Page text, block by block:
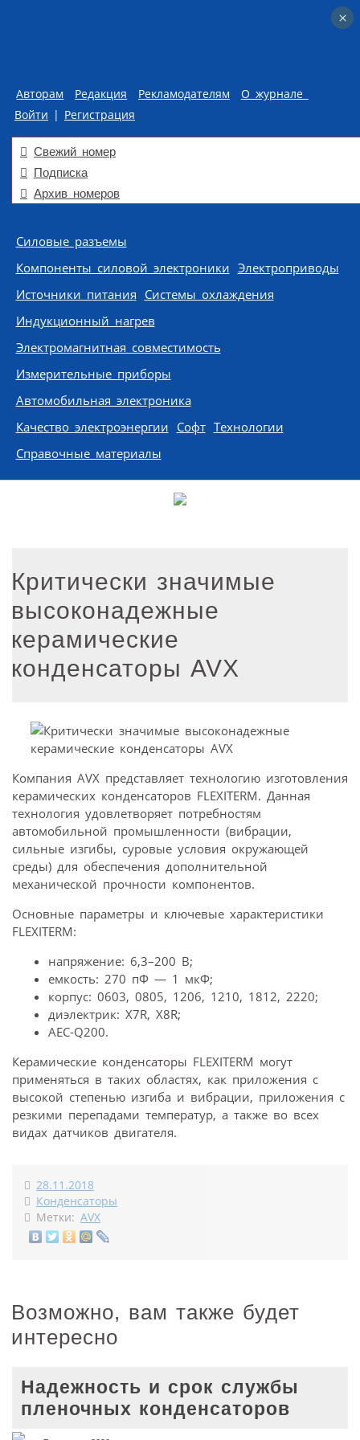
Авторам Редакция Рекламодателям
О журнале
Войти | Регистрация
Свежий номер
Подписка
Архив номеров
Skip to content
Силовые разъемы
Компоненты силовой электроники Электроприводы
Источники питания Системы охлаждения
Индукционный нагрев
Электромагнитная совместимость
Измерительные приборы
Автомобильная электроника
Качество электроэнергии Софт Технологии
Справочные материалы
Критически значимые
высоконадежные
керамические
конденсаторы AVX
Компания AVX представляет технологию изготовления
керамических конденсаторов FLEXITERM. Данная
технология удовлетворяет потребностям
автомобильной промышленности (вибрации,
сильные изгибы, суровые условия окружающей
среды) для обеспечения дополнительной
механической прочности компонентов.
Основные параметры и ключевые характеристики
FLEXITERM:
напряжение: 6,3–200 В;
емкость: 270 пФ — 1 мкФ;
корпус: 0603, 0805, 1206, 1210, 1812, 2220;
диэлектрик: X7R, X8R;
AEC-Q200.
Керамические конденсаторы FLEXITERM могут
применяться в таких областях, как приложения с
высокой степенью изгиба и вибрации, приложения с
резкими перепадами температур, а также во всех
видах датчиков двигателя.
28.11.2018
Конденсаторы
Метки: AVX
Возможно, вам также будет
интересно
Надежность и срок службы
пленочных конденсаторов
×
×